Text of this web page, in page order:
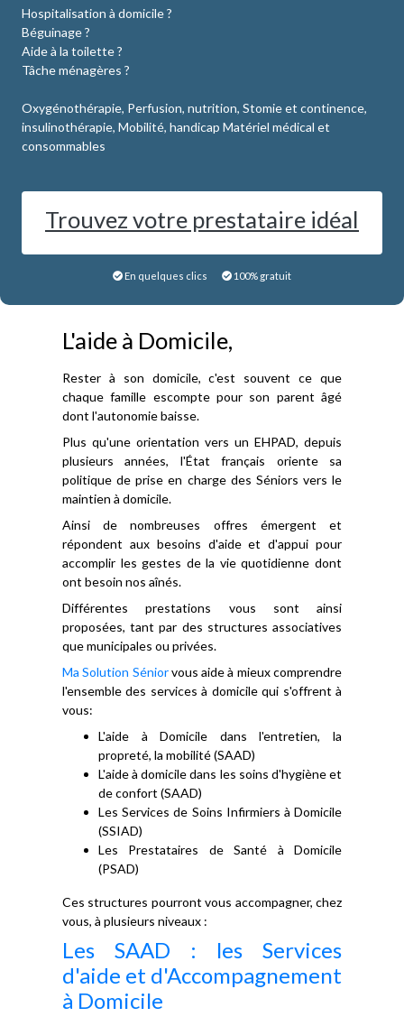
Hospitalisation à domicile ?
Béguinage ?
Aide à la toilette ?
Tâche ménagères ?
Oxygénothérapie, Perfusion, nutrition, Stomie et continence,
insulinothérapie, Mobilité, handicap Matériel médical et
consommables
Trouvez votre prestataire idéal
En quelques clics 100% gratuit
L'aide à Domicile,
Rester à son domicile, c'est souvent ce que
chaque famille escompte pour son parent âgé
dont l'autonomie baisse.
Plus qu'une orientation vers un EHPAD, depuis
plusieurs années, l'État français oriente sa
politique de prise en charge des Séniors vers le
maintien à domicile.
Ainsi de nombreuses offres émergent et
répondent aux besoins d'aide et d'appui pour
accomplir les gestes de la vie quotidienne dont
ont besoin nos aînés.
Différentes prestations vous sont ainsi
proposées, tant par des structures associatives
que municipales ou privées.
Ma Solution Séniorvous aide à mieux comprendre
l'ensemble des services à domicile qui s'offrent à
vous:
L'aide à Domicile dans l'entretien, la
propreté, la mobilité (SAAD)
L'aide à domicile dans les soins d'hygiène et
de confort (SAAD)
Les Services de Soins Infirmiers à Domicile
(SSIAD)
Les Prestataires de Santé à Domicile
(PSAD)
Ces structures pourront vous accompagner, chez
vous, à plusieurs niveaux :
Les SAAD : les Services
d'aide et d'Accompagnement
à Domicile